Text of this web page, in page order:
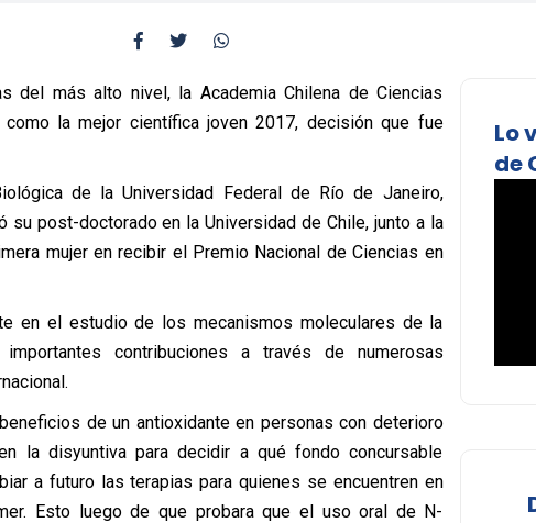
del más alto nivel, la Academia Chilena de Ciencias
la mejor científica joven 2017, decisión que fue
de la Universidad Federal de Río de Janeiro,
su post-doctorado en la Universidad de Chile, junto a la
mujer en recibir el Premio Nacional de Ciencias en
en el estudio de los mecanismos moleculares de la
contribuciones a través de numerosas
de un antioxidante en personas con deterioro
la disyuntiva para decidir a qué fondo concursable
a futuro las terapias para quienes se encuentren en
Esto luego de que probara que el uso oral de N-
Lo
de